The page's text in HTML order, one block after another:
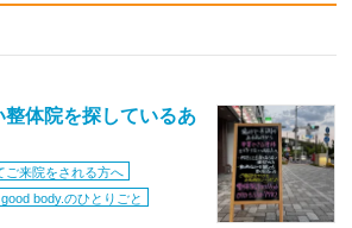
体院を探しているあ
ご来院をされる方へ
body.のひとりごと